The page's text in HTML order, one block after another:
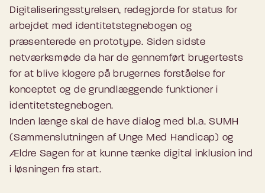
Digitaliseringsstyrelsen, redegjorde for status for
arbejdet med identitetstegnebogen og
præsenterede en prototype. Siden sidste
netværksmøde da har de gennemført brugertests
for at blive klogere på brugernes forståelse for
konceptet og de grundlæggende funktioner i
identitetstegnebogen.
Inden længe skal de have dialog med bl.a. SUMH
(Sammenslutningen af Unge Med Handicap) og
Ældre Sagen for at kunne tænke digital inklusion ind
i løsningen fra start.